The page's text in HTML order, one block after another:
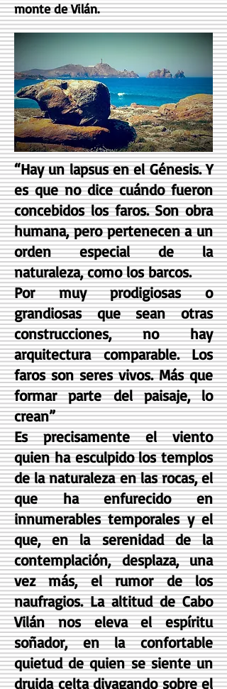
monte de Vilán.
“Hay un lapsus en el Génesis. Y
es que no dice cuándo fueron
concebidos los faros. Son obra
humana, pero pertenecen a un
orden especial de la
naturaleza, como los barcos.
Por muy prodigiosas o
grandiosas que sean otras
construcciones, no hay
arquitectura comparable. Los
faros son seres vivos. Más que
formar parte del paisaje, lo
crean”
Es precisamente el viento
quien ha esculpido los templos
de la naturaleza en las rocas, el
que ha enfurecido en
innumerables temporales y el
que, en la serenidad de la
contemplación, desplaza, una
vez más, el rumor de los
naufragios. La altitud de Cabo
Vilán nos eleva el espíritu
soñador, en la confortable
quietud de quien se siente un
druida celta divagando sobre el